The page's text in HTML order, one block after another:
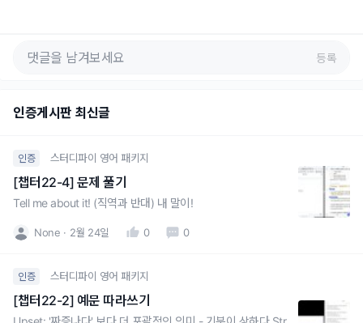
등록
인증게시판 최신글
인증 스터디파이 영어 패키지
[챕터22-4] 문제 풀기
Tell me about it! (직역과 반대) 내 말이!
None 2월 24일 0 0
인증 스터디파이 영어 패키지
[챕터22-2] 예문 따라쓰기